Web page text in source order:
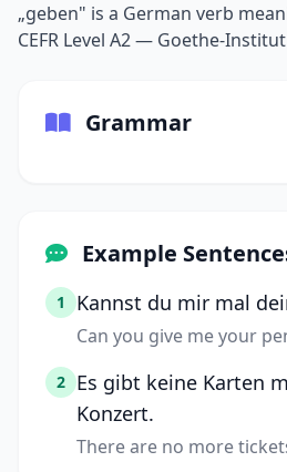
„geben" is a German verb
CEFR Level A2 — Goethe-
Grammar
Example
1 Kannst du mir mal
Can you give me your
2 Es gibt keine Karten
Konzert.
There are no more